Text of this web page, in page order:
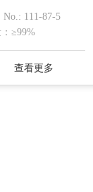
No.: 111-87-5
≥99%
查看更多